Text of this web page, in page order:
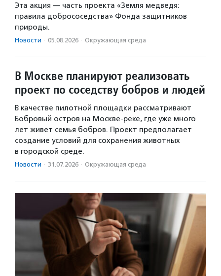
Эта акция — часть проекта «Земля медведя:
правила добрососедства» Фонда защитников
природы.
Новости · 05.08.2026 · Окружающая среда
В Москве планируют реализовать
проект по соседству бобров и людей
В качестве пилотной площадки рассматривают
Бобровый остров на Москве-реке, где уже много
лет живет семья бобров. Проект предполагает
создание условий для сохранения животных
в городской среде.
Новости · 31.07.2026 · Окружающая среда